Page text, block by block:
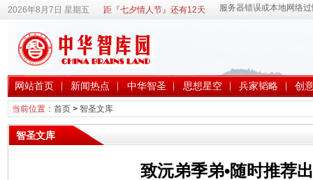
2026年8月7日 星期五 距『七夕情人节』还有12天
网站首页 新闻热点 中华智圣 思想星空 兵家韬略 创
当前位置： 首页> 智圣文库
智圣文库
致沅弟季弟•随时推荐